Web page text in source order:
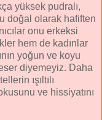
yüksek pudralı,
doğal olarak hafiften
onu erkeksi
hem de kadınlar
yoğun ve koyu
diyemeyiz. Daha
ışıltılı
ve hissiyatını